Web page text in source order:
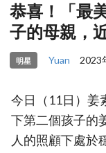
恭喜！「最
子的母親，
明星 Yuan 2023
今日（11日）姜
下第二個孩子的
人的照顧下處於